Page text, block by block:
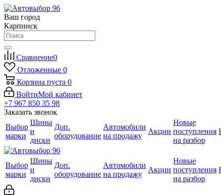
Ваш город
Карпинск
Сравнение0
Отложенные 0
Корзина пуста 0
ВойтиМой кабинет
+7 967 850 35 98
Заказать звонок
Выбор
марки
Шины
и
диски
Доп.
оборудование
Автомобили
на продажу
Акции
Новые
поступления
на разбор
Выбор
марки
Шины
и
диски
Доп.
оборудование
Автомобили
на продажу
Акции
Новые
поступления
на разбор